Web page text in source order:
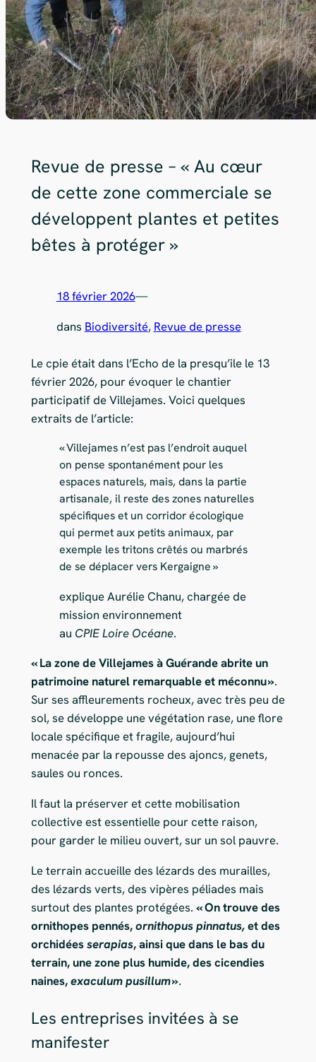
Revue de presse – « Au cœur
de cette zone commerciale se
développent plantes et petites
bêtes à protéger »
18 février 2026—
dans Biodiversité, Revue de presse
Le cpie était dans l’Echo de la presqu’ile le 13
février 2026, pour évoquer le chantier
participatif de Villejames. Voici quelques
extraits de l’article:
« Villejames n’est pas l’endroit auquel
on pense spontanément pour les
espaces naturels, mais, dans la partie
artisanale, il reste des zones naturelles
spécifiques et un corridor écologique
qui permet aux petits animaux, par
exemple les tritons crêtés ou marbrés
de se déplacer vers Kergaigne »
explique Aurélie Chanu, chargée de
mission environnement
au CPIELoire Océane.
« La zone de Villejames à Guérande abrite un
patrimoine naturel remarquable et méconnu ».
Sur ses affleurements rocheux, avec très peu de
sol, se développe une végétation rase, une flore
locale spécifique et fragile, aujourd’hui
menacée par la repousse des ajoncs, genets,
saules ou ronces.
Il faut la préserver et cette mobilisation
collective est essentielle pour cette raison,
pour garder le milieu ouvert, sur un sol pauvre.
Le terrain accueille des lézards des murailles,
des lézards verts, des vipères péliades mais
surtout des plantes protégées. « On trouve des
ornithopes pennés,ornithopus pinnatus,et des
orchidéesserapias, ainsi que dans le bas du
terrain, une zone plus humide, des cicendies
naines,exaculum pusillum».
Les entreprises invitées à se
manifester